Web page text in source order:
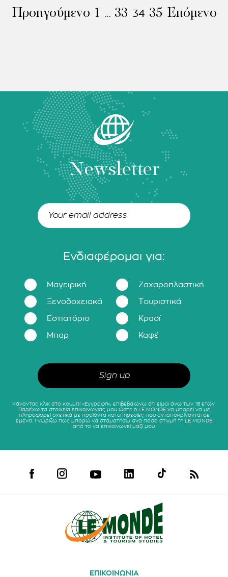
Προηγούμενο 1 33 34 35 Επόμενο
Newsletter
Ενδιαφέρομαι για:
Μαγειρική Ζαχαροπλαστική
Ξενοδοχειακά Τουριστικά
Εστιατόριο Κρασί
Μπαρ Καφέ
Κάνοντας κλικ στο κουμπί «Εγγραφή», επιβεβαιώνω ότι είμαι άνω των 18 ετών.
Παρέχω τα στοιχεία επικοινωνίας μου ώστε η LE MONDE να μπορεί να με
πληροφορεί σχετικά με προϊόντα και υπηρεσίες που ανταποκρίνονται σε
εμένα. Γνωρίζω πως μπορώ να σταματήσω ανά πάσα στιγμή τη LE MONDE
από το να επικοινωνεί μαζί μου.
ΕΠΙΚΟΙΝΩΝΙΑ